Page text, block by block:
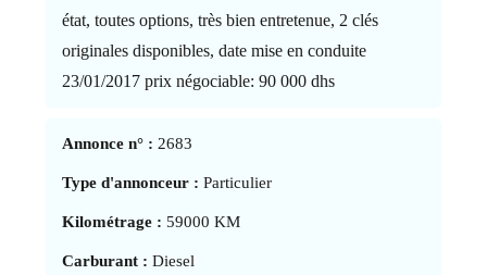
état, toutes options, très bien entretenue, 2 clés
originales disponibles, date mise en conduite
23/01/2017 prix négociable: 90 000 dhs
Annonce n° : 2683
Type d'annonceur : Particulier
Kilométrage : 59000 KM
Carburant : Diesel